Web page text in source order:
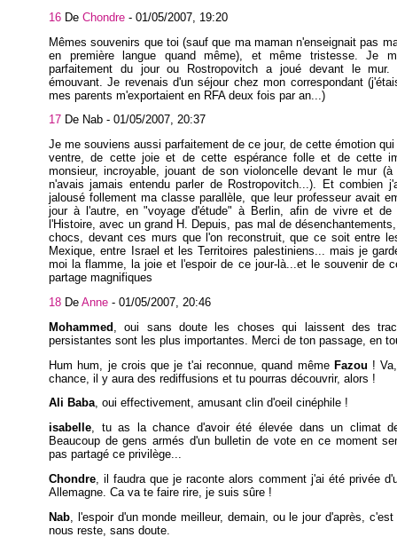
16 De Chondre - 01/05/2007, 19:20
Mêmes souvenirs que toi (sauf que ma maman n'enseignait pas
en première langue quand même), et même tristesse. Je
parfaitement du jour ou Rostropovitch a joué devant le mur.
émouvant. Je revenais d'un séjour chez mon correspondant
mes parents m'exportaient en RFA deux fois par an...)
17 De Nab - 01/05/2007, 20:37
Je me souviens aussi parfaitement de ce jour, de cette émotion qui
ventre, de cette joie et de cette espérance folle et de cette
monsieur, incroyable, jouant de son violoncelle devant le mur (à
n'avais jamais entendu parler de Rostropovitch...). Et combien
jalousé follement ma classe parallèle, que leur professeur avait
jour à l'autre, en "voyage d'étude" à Berlin, afin de vivre et de
l'Histoire, avec un grand H. Depuis, pas mal de
chocs, devant ces murs que l'on reconstruit, que ce soit entre
Mexique, entre Israel et les Territoires palestiniens... mais je
moi la flamme, la joie et l'espoir de ce jour-là...et le souvenir de
partage magnifiques
18 De Anne - 01/05/2007, 20:46
Mohammed , oui sans doute les choses qui laissent des
persistantes sont les plus importantes. Merci de ton passage, en
Hum hum, je crois que je t'ai reconnue, quand même Fazou !
chance, il y aura des rediffusions et tu pourras découvrir, alors !
Ali Baba, oui effectivement, amusant clin d'oeil cinéphile !
isabelle, tu as la chance d'avoir été élevée dans un climat
Beaucoup de gens armés d'un bulletin de vote en ce moment
pas partagé ce privilège...
Chondre , il faudra que je raconte alors comment j'ai été privée
Allemagne. Ca va te faire rire, je suis sûre !
Nab , l'espoir d'un monde meilleur, demain, ou le jour d'après,
nous reste, sans doute.